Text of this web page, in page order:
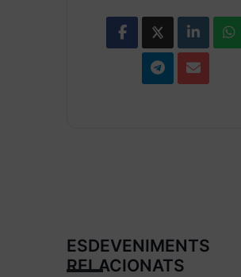
ESDEVENIMENTS
RELACIONATS